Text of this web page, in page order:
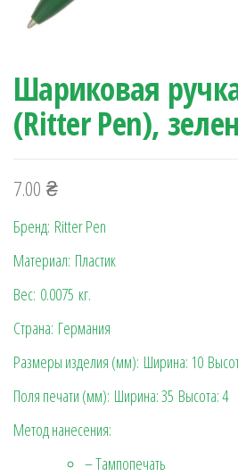
Шариковая
(Ritter Pen),
7.00 ₴
Бренд: Ritter Pen
Материал: Пластик
Вес: 0.0075 кг.
Страна: Германия
Размеры изделия (мм): Ширина: 10
Поля печати (мм): Ширина: 35 Высота: 4
Метод нанесения:
– Тампопечать